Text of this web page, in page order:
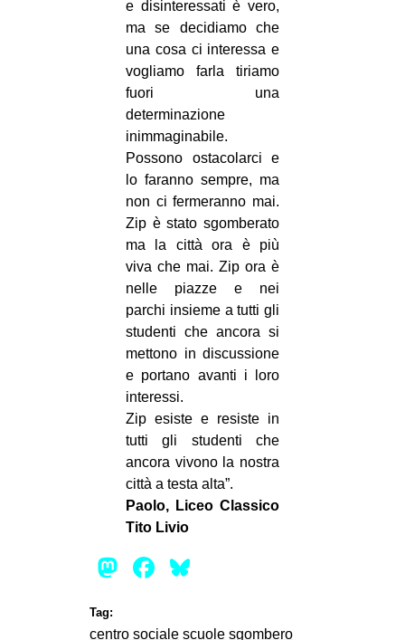
e disinteressati è vero,
ma se decidiamo che
una cosa ci interessa e
vogliamo farla tiriamo
fuori una
determinazione
inimmaginabile.
Possono ostacolarci e
lo faranno sempre, ma
non ci fermeranno mai.
Zip è stato sgomberato
ma la città ora è più
viva che mai. Zip ora è
nelle piazze e nei
parchi insieme a tutti gli
studenti che ancora si
mettono in discussione
e portano avanti i loro
interessi.
Zip esiste e resiste in
tutti gli studenti che
ancora vivono la nostra
città a testa alta”.
Paolo, Liceo Classico
Tito Livio
Mastodon
Facebook
Tag:
centro sociale scuole sgombero